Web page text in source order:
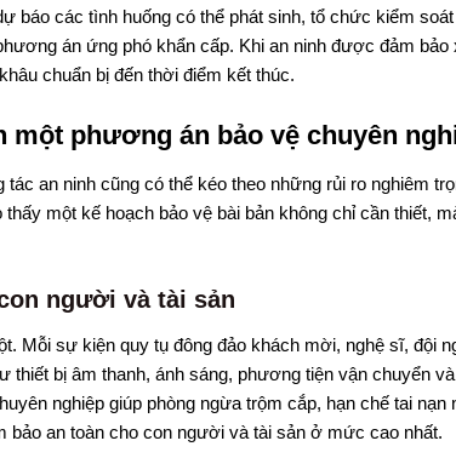
báo các tình huống có thể phát sinh, tổ chức kiểm soát
án ứng phó khẩn cấp. Khi an ninh được đảm
chuẩn bị đến thời điểm kết thúc.
một phương án bảo vệ chuyên
tác an ninh cũng có thể kéo theo những rủi ro nghiêm
một kế hoạch bảo vệ bài bản không chỉ cần thiết,
người và tài sản
Mỗi sự kiện quy tụ đông đảo khách mời, nghệ sĩ, đội
thiết bị âm thanh, ánh sáng, phương tiện vận chuyển
nghiệp giúp phòng ngừa trộm cắp, hạn chế tai
bảo an toàn cho con người và tài sản ở mức cao nhất.